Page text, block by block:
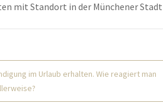
mit Standort in der Münchener
im Urlaub erhalten. Wie reagiert man